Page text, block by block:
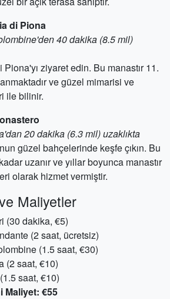
di Piona
40 dakika (8.5 mil)
ziyaret edin. Bu manastır 11.
ve güzel mimarisi ve
ile bilinir.
20 dakika (6.3 mil) uzaklıkta
güzel bahçelerinde keşfe çıkın. Bu
uzanır ve yıllar boyunca manastır
olarak hizmet vermiştir.
Maliyetler
(30 dakika, €5)
(2 saat, ücretsiz)
(1.5 saat, €30)
(2 saat, €10)
saat, €10)
Maliyet: €55